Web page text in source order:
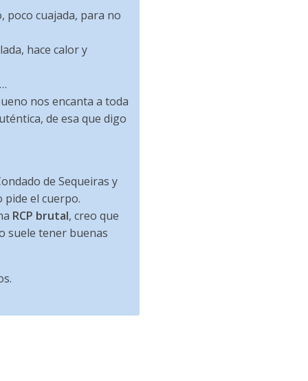
poco cuajada, para no
hace calor y
nos encanta a toda
de esa que digo
de Sequeiras y
pide el cuerpo.
RCP brutal, creo que
suele tener buenas